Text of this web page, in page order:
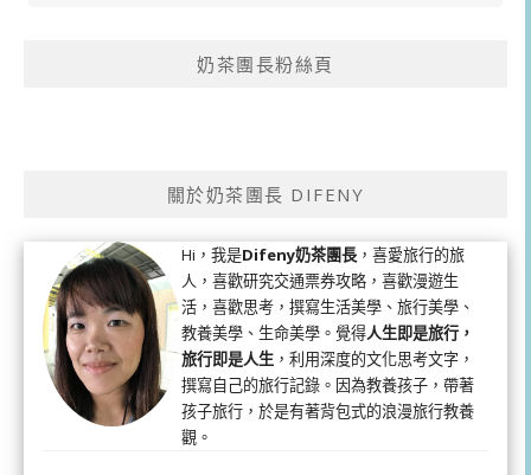
奶茶團長粉絲頁
關於奶茶團長 DIFENY
Hi，我是Difeny奶茶團長 ，喜愛旅行的旅
人，喜歡研究交通票券攻略，喜歡漫遊生
活，喜歡思考，撰寫生活美學、旅行美學、
教養美學、生命美學。覺得人生即是旅行，
旅行即是人生 ，利用深度的文化思考文字，
撰寫自己的旅行記錄。因為教養孩子，帶著
孩子旅行，於是有著背包式的浪漫旅行教養
觀。